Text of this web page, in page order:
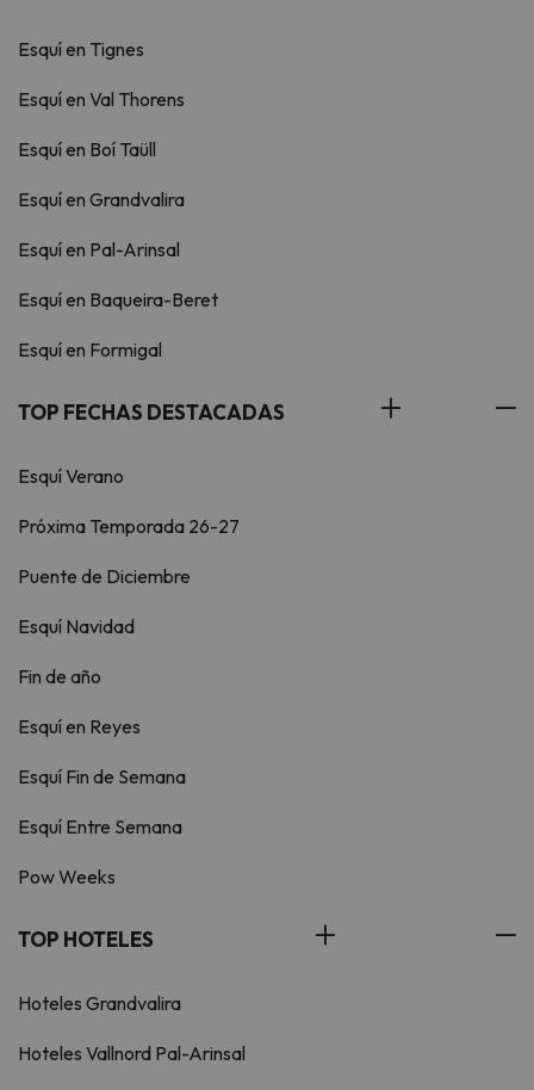
Esquí en Tignes
Esquí en Val Thorens
Esquí en Boí Taüll
Esquí en Grandvalira
Esquí en Pal-Arinsal
Esquí en Baqueira-Beret
Esquí en Formigal
TOP FECHAS DESTACADAS
Esquí Verano
Próxima Temporada 26-27
Puente de Diciembre
Esquí Navidad
Fin de año
Esquí en Reyes
Esquí Fin de Semana
Esquí Entre Semana
Pow Weeks
TOP HOTELES
Hoteles Grandvalira
Hoteles Vallnord Pal-Arinsal